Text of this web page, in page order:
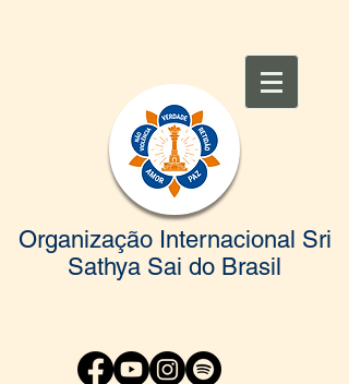
Organização Internacional Sri
Sathya Sai do Brasil